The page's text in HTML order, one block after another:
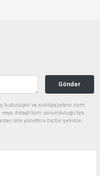
Gönder
bulunuyor ve eskilgazetesi.com
veya dolaylı tüm sorumluluğu tek
site yönetimi hiçbir şekilde